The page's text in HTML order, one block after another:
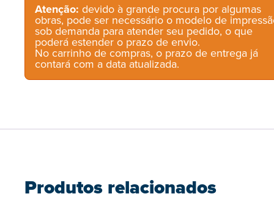
Atenção: devido à grande procura por algumas
obras, pode ser necessário o modelo de
sob demanda para atender seu pedido, o que
poderá estender o prazo de envio.
No carrinho de compras, o prazo de entrega já
contará com a data atualizada.
Produtos relacionados